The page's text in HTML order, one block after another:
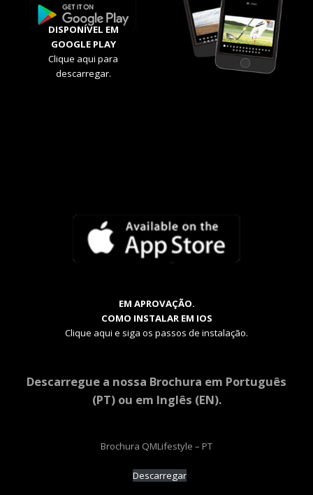
DISPONÍVEL EM
GOOGLE PLAY
Clique aqui para
descarregar.
EM APROVAÇÃO.
COMO INSTALAR EM IOS
Clique aqui e siga os passos de instalação.
Descarregue a nossa Brochura em Português
(PT) ou em Inglês (EN).
Brochura QMLifestyle – PT
Descarregar